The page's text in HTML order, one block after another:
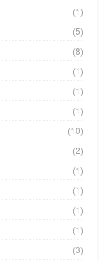
(1)
(5)
(8)
(1)
(1)
(1)
(10)
(2)
(1)
(1)
(1)
(1)
(3)